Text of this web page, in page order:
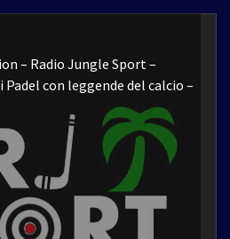
– Radio Jungle Sport –
con leggende del calcio –